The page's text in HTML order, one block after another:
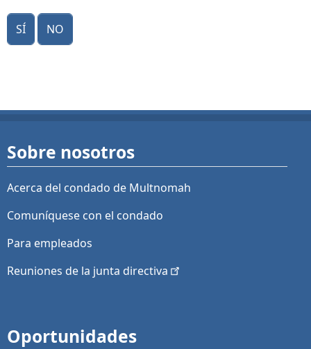
Sí No
Sobre nosotros
Acerca del condado de Multnomah
Comuníquese con el condado
Para empleados
Reuniones de la junta directiva
Oportunidades